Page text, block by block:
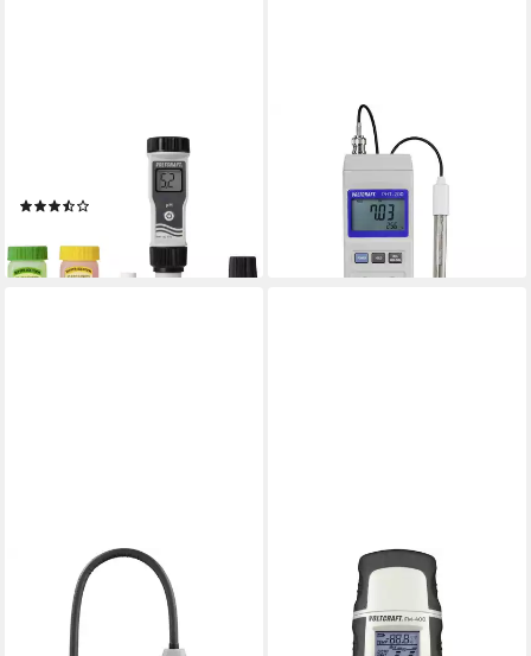
Wasserzähler pH-Messstick
lieferbar - in 2-3 Werktagen bei dir
VOLTCRAFT
Wasserzähler pH Messgerät
ab 188,75 €
lieferbar - in 2-3 Werktagen bei dir
VOLTCRAFT
Klimamesser Gasleck-
Detektor GD-230 F-Gase
VOLTCRAFT
Feuchtigkeitsmesser
Materialfeuchte-Messgerät